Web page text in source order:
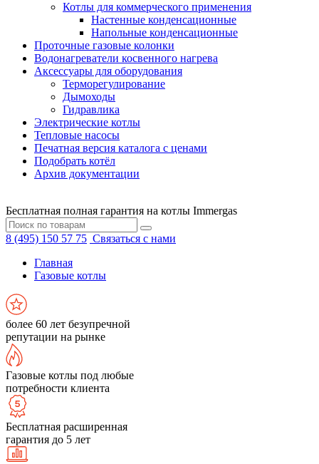
Котлы для коммерческого применения
Настенные конденсационные
Напольные конденсационные
Проточные газовые колонки
Водонагреватели косвенного нагрева
Аксессуары для оборудования
Терморегулирование
Дымоходы
Гидравлика
Электрические котлы
Тепловые насосы
Печатная версия каталога с ценами
Подобрать котёл
Архив документации
Бесплатная полная гарантия на котлы Immergas
8 (495) 150 57 75 Связаться с нами
Главная
Газовые котлы
более 60 лет безупречной
репутации на рынке
Газовые котлы под любые
потребности клиента
Бесплатная расширенная
гарантия до 5 лет